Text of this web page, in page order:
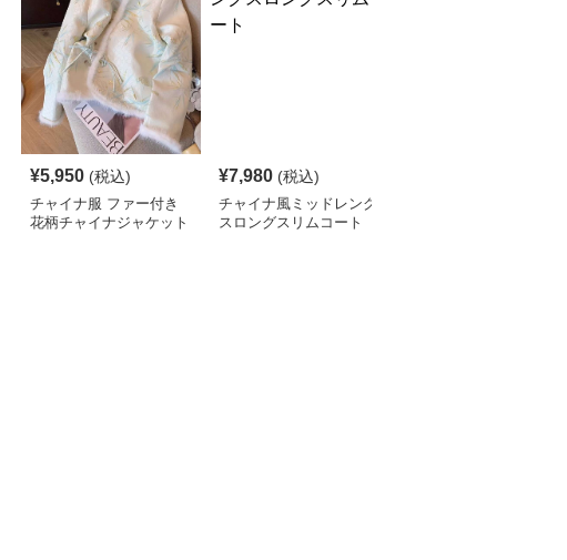
¥5,950 (税込)
チャイナ服 ファー付き
花柄チャイナジャケット
¥7,980 (税込)
チャイナ風ミッドレング
スロングスリムコート